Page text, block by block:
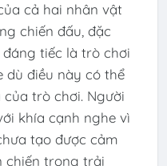
cả hai nhân vật
chiến đấu, đặc
đáng tiếc là trò chơi
dù điều này có thể
trò chơi. Người
khía cạnh nghe vì
tạo được cảm
chiến trong trải